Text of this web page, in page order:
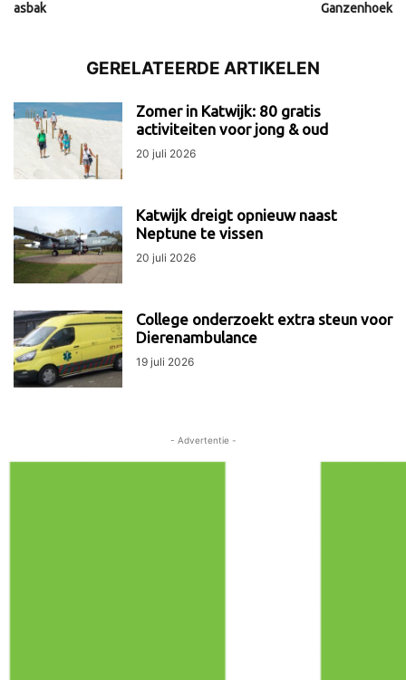
asbak
Ganzenhoek
GERELATEERDE ARTIKELEN
Zomer in Katwijk: 80 gratis
activiteiten voor jong & oud
20 juli 2026
Katwijk dreigt opnieuw naast
Neptune te vissen
20 juli 2026
College onderzoekt extra steun voor
Dierenambulance
19 juli 2026
- Advertentie -